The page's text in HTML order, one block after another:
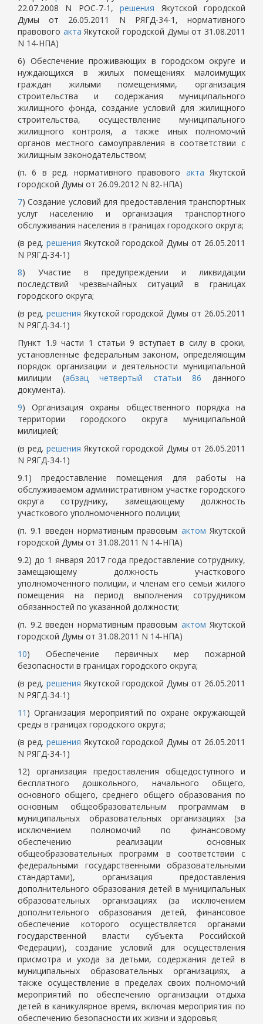
22.07.2008 N РОС-7-1,решения Якутской городской
Думы от 26.05.2011 N РЯГД-34-1, нормативного
правового акта Якутской городской Думы от 31.08.2011
N 14-НПА)
6) Обеспечение проживающих в городском округе и
нуждающихся в жилых помещениях малоимущих
граждан жилыми помещениями, организация
строительства и содержания муниципального
жилищного фонда, создание условий для жилищного
строительства, осуществление муниципального
жилищного контроля, а также иных полномочий
органов местного самоуправления в соответствии с
жилищным законодательством;
(п. 6 в ред. нормативного правового акта Якутской
городской Думы от 26.09.2012 N 82-НПА)
7) Создание условий для предоставления транспортных
услуг населению и организация транспортного
обслуживания населения в границах городского округа;
(в ред. решения Якутской городской Думы от 26.05.2011
N РЯГД-34-1)
8) Участие в предупреждении и ликвидации
последствий чрезвычайных ситуаций в границах
городского округа;
(в ред. решения Якутской городской Думы от 26.05.2011
N РЯГД-34-1)
Пункт 1.9 части 1 статьи 9 вступает в силу в сроки,
установленные федеральным законом, определяющим
порядок организации и деятельности муниципальной
милиции (абзац четвертый статьи 86 данного
документа).
9) Организация охраны общественного порядка на
территории городского округа муниципальной
милицией;
(в ред. решения Якутской городской Думы от 26.05.2011
N РЯГД-34-1)
9.1) предоставление помещения для работы на
обслуживаемом административном участке городского
округа сотруднику, замещающему должность
участкового уполномоченного полиции;
(п. 9.1 введен нормативным правовым актом Якутской
городской Думы от 31.08.2011 N 14-НПА)
9.2) до 1 января 2017 года предоставление сотруднику,
замещающему должность участкового
уполномоченного полиции, и членам его семьи жилого
помещения на период выполнения сотрудником
обязанностей по указанной должности;
(п. 9.2 введен нормативным правовым актом Якутской
городской Думы от 31.08.2011 N 14-НПА)
10) Обеспечение первичных мер пожарной
безопасности в границах городского округа;
(в ред. решения Якутской городской Думы от 26.05.2011
N РЯГД-34-1)
11 ) Организация мероприятий по охране окружающей
среды в границах городского округа;
(в ред. решения Якутской городской Думы от 26.05.2011
N РЯГД-34-1)
12) организация предоставления общедоступного и
бесплатного дошкольного, начального общего,
основного общего, среднего общего образования по
основным общеобразовательным программам в
муниципальных образовательных организациях (за
исключением полномочий по финансовому
обеспечению реализации основных
общеобразовательных программ в соответствии с
федеральными государственными образовательными
стандартами), организация предоставления
дополнительного образования детей в муниципальных
образовательных организациях (за исключением
дополнительного образования детей, финансовое
обеспечение которого осуществляется органами
государственной власти субъекта Российской
Федерации), создание условий для осуществления
присмотра и ухода за детьми, содержания детей в
муниципальных образовательных организациях, а
также осуществление в пределах своих полномочий
мероприятий по обеспечению организации отдыха
детей в каникулярное время, включая мероприятия по
обеспечению безопасности их жизни и здоровья;